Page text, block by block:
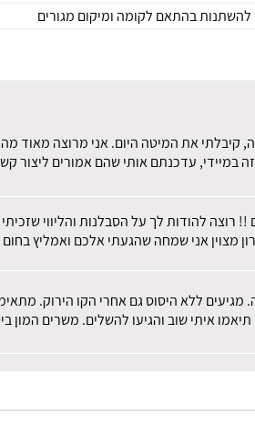
בהתאם לקומה ומיקום מגורים
קיבלתי את המיטה היום. אני מרוצה מאוד
במיידי, עדכנתם אותי שהם אמורים ליצור
!! רוצה להודות לך על הסבלנות והליווי
מצוין אני שמחה שהגעתי אלכם ואמליץ בחום
מגיעים ללא היסוס גם אחרי הקו הירוק.
איתי שוב והגיעו להשלים. משרים